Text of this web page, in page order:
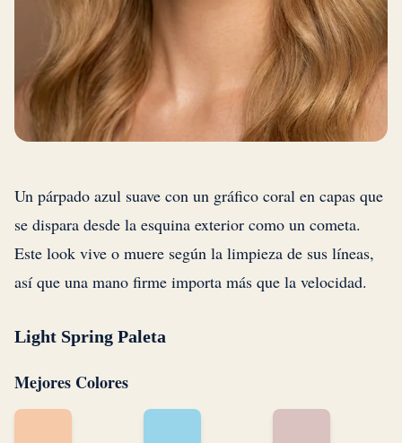
Un párpado azul suave con un gráfico coral en capas que
se dispara desde la esquina exterior como un cometa.
Este look vive o muere según la limpieza de sus líneas,
así que una mano firme importa más que la velocidad.
Light Spring Paleta
Mejores Colores